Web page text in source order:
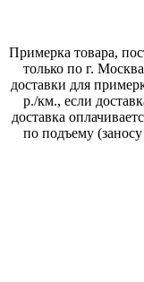
Примерка товара,
только по г.
доставки для
р./км., если
доставка
по подъему